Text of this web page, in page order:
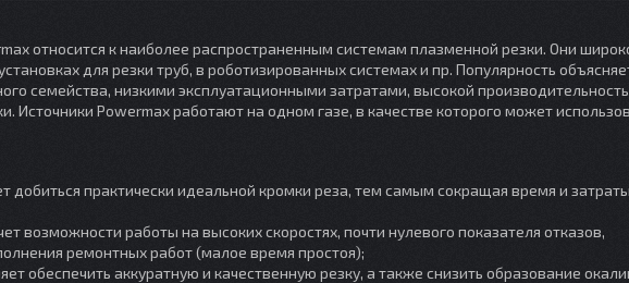
относится к наиболее распространенным системам плазменной резки. Они
для резки труб, в роботизированных системах и пр. Популярность
семейства, низкими эксплуатационными затратами, высокой
Источники Powermax работают на одном газе, в качестве которого может
добиться практически идеальной кромки реза, тем самым сокращая время и
возможности работы на высоких скоростях, почти нулевого показателя отказов,
ремонтных работ (малое время простоя);
обеспечить аккуратную и качественную резку, а также снизить образование